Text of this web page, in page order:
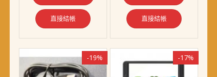
直接結帳 直接結帳
-19% -17%